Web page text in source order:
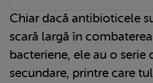
Chiar dacă antibioticele
scară largă în
bacteriene, ele au o serie
secundare, printre care